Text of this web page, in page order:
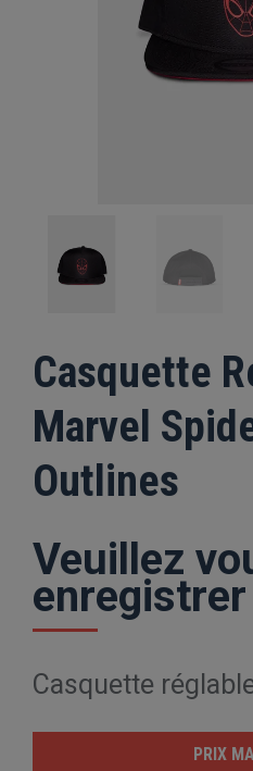
Casquette
Marvel
Outlines
Veuillez
enregistrer
Casquette
PRIX